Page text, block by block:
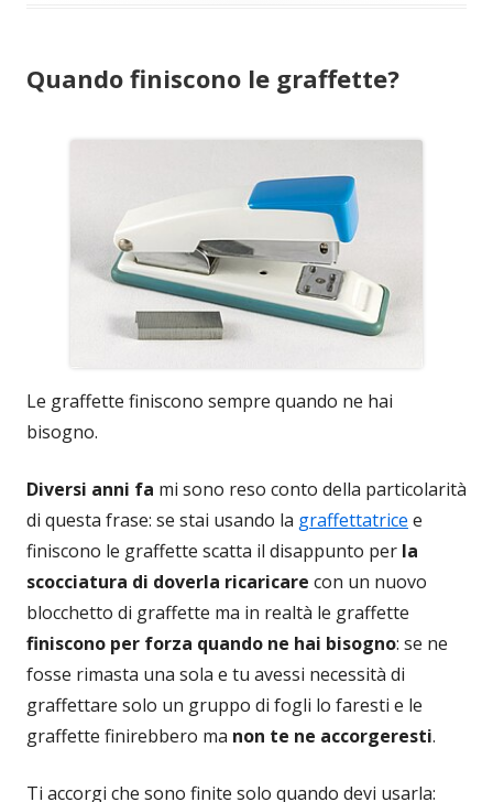
Quando finiscono le graffette?
Le graffette finiscono sempre quando ne hai
bisogno.
Diversi anni fa mi sono reso conto della particolarità
di questa frase: se stai usando la graffettatrice e
finiscono le graffette scatta il disappunto per la
scocciatura di doverla ricaricare con un nuovo
blocchetto di graffette ma in realtà le graffette
finiscono per forza quando ne hai bisogno: se ne
fosse rimasta una sola e tu avessi necessità di
graffettare solo un gruppo di fogli lo faresti e le
graffette finirebbero ma non te ne accorgeresti.
Ti accorgi che sono finite solo quando devi usarla: